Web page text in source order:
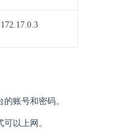
172.17.0.3
账号和密码。
以上网。